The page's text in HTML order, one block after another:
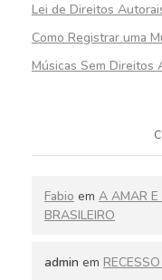
Lei de Direitos
Como Registrar uma
Músicas Sem Direitos
Fabio em A AMAR E
BRASILEIRO
admin em